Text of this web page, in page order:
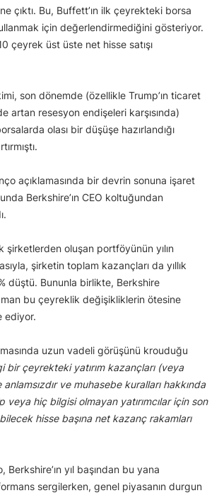
çıktı. Bu, Buffett’ın ilk çeyrekteki borsa
için değerlendirmediğini gösteriyor.
çeyrek üst üste net hisse satışı
son dönemde (özellikle Trump’ın ticaret
artan resesyon endişeleri karşısında)
olası bir düşüşe hazırlandığı
açıklamasında bir devrin sonuna işaret
Berkshire’ın CEO koltuğundan
şirketlerden oluşan portföyünün yılın
şirketin toplam kazançları da yıllık
düştü. Bununla birlikte, Berkshire
bu çeyreklik değişikliklerin ötesine
ediyor.
uzun vadeli görüşünü krouduğu
bir çeyrekteki yatırım kazançları (veya
anlamsızdır ve muhasebe kuralları hakkında
hiç bilgisi olmayan yatırımcılar için son
hisse başına net kazanç rakamları
yıl başından bu yana
sergilerken, genel piyasanın durgun